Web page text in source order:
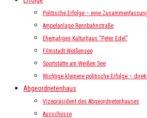
Politische Erfolge – eine
Ampelanlage Rennbahnstraße
Ehemaliges Kulturhaus “Peter Edel”
Filmstadt Weißensee
Sportstätte am Weißen See
Wichtige kleinere politische Erfolge –
Abgeordnetenhaus
Vizepräsident des Abgeordnetenhauses
Ausschüsse